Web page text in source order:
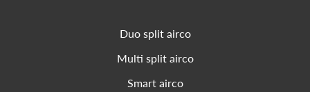
Duo split airco
Multi split airco
Smart airco